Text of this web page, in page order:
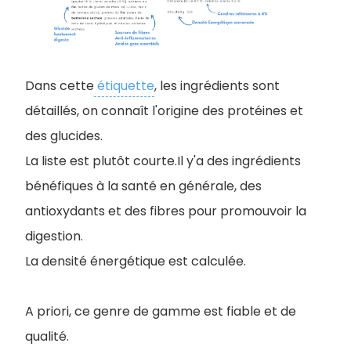
Dans cetteétiquette, les ingrédients sont
détaillés, on connaît l'origine des protéines et
des glucides.
La liste est plutôt courte.Il y'a des ingrédients
bénéfiques à la santé en générale, des
antioxydants et des fibres pour promouvoir la
digestion.
La densité énergétique est calculée.
A priori, ce genre de gamme est fiable et de
qualité.